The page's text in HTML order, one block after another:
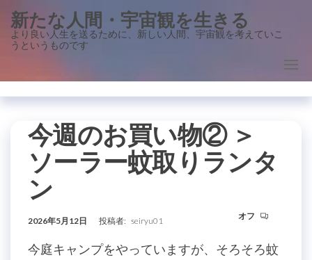
ン
に
新たな人間・宇宙観を生きる
より良い人生を送るために、新しい人間、宇宙観を考えていこ
うというものです
今週のお買い物② ＞
ソーラー蚊取りランタ
ン
2026年5月12日 投稿者: seiryu01 オフ
今庭キャンプをやっていますが、そろそろ蚊